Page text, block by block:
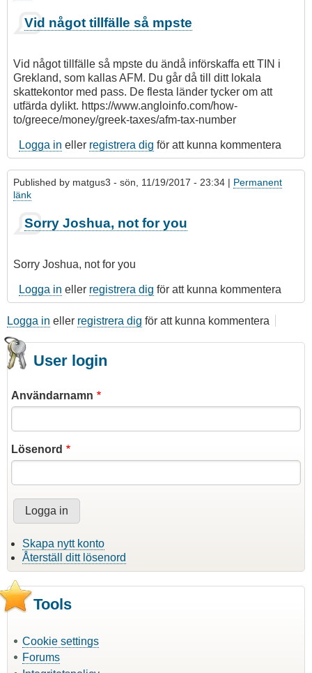
Vid något tillfälle så mpste
Vid något tillfälle så mpste du ändå införskaffa ett TIN i
Grekland, som kallas AFM. Du går då till ditt lokala
skattekontor med pass. De flesta länder tycker om att
utfärda dylikt. https://www.angloinfo.com/how-
to/greece/money/greek-taxes/afm-tax-number
Logga in eller registrera dig för att kunna kommentera
Published by matgus3 - sön, 11/19/2017 - 23:34 | Permanent
länk
Sorry Joshua, not for you
Sorry Joshua, not for you
Logga in eller registrera dig för att kunna kommentera
Logga in eller registrera dig för att kunna kommentera
User login
Användarnamn
Lösenord
Skapa nytt konto
Återställ ditt lösenord
Tools
Cookie settings
Forums